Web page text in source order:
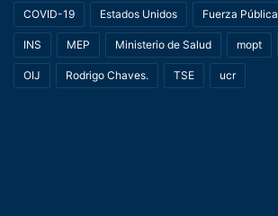
COVID-19 Estados Unidos Fuerza Pública
INS MEP Ministerio de Salud mopt
OIJ Rodrigo Chaves. TSE ucr